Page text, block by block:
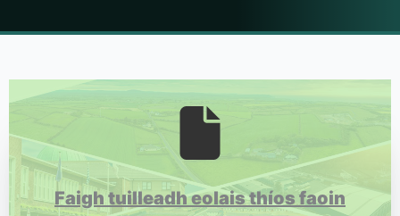
Faigh tuilleadh eolais thíos faoin